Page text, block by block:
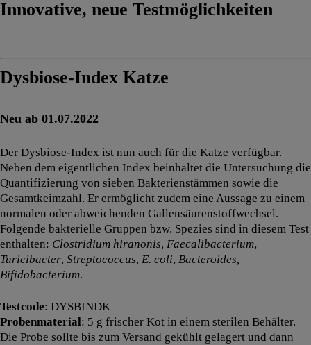
Innovative, neue Testmöglichkeiten
Dysbiose-Index Katze
Neu ab 01.07.2022
Der Dysbiose-Index ist nun auch für die Katze verfügbar.
Neben dem eigentlichen Index beinhaltet die Untersuchung die
Quantifizierung von sieben Bakterienstämmen sowie die
Gesamtkeimzahl. Er ermöglicht zudem eine Aussage zu einem
normalen oder abweichenden Gallensäurenstoffwechsel.
Folgende bakterielle Gruppen bzw. Spezies sind in diesem Test
enthalten: Clostridium hiranonis, Faecalibacterium,
Turicibacter, Streptococcus, E. coli, Bacteroides,
Bifidobacterium.
Testcode: DYSBINDK
Probenmaterial: 5 g frischer Kot in einem sterilen Behälter.
Die Probe sollte bis zum Versand gekühlt gelagert und dann